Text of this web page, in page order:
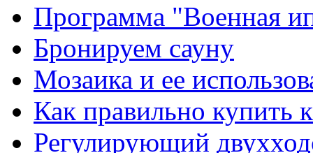
Программа "Военная
Бронируем сауну
Мозаика и ее
Как правильно купить
Регулирующий